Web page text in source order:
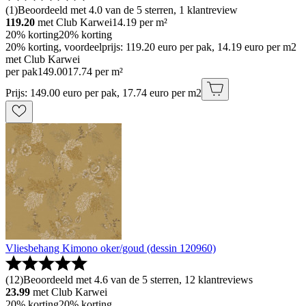
(1)Beoordeeld met 4.0 van de 5 sterren, 1 klantreview
119.20 met Club Karwei14.19 per m²
20% korting20% korting
20% korting, voordeelprijs: 119.20 euro per pak, 14.19 euro per m2
met Club Karwei
per pak149.0017.74 per m²
Prijs: 149.00 euro per pak, 17.74 euro per m2
Vliesbehang Kimono oker/goud (dessin 120960)
(12)Beoordeeld met 4.6 van de 5 sterren, 12 klantreviews
23.99 met Club Karwei